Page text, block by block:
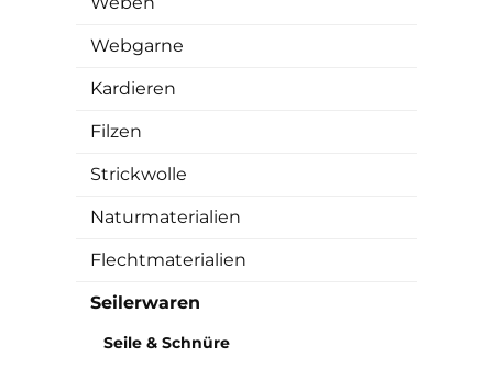
Webgarne
Kardieren
Filzen
Strickwolle
Naturmaterialien
Flechtmaterialien
Seilerwaren
Seile & Schnüre